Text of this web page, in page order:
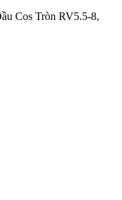
Cos Tròn RV5.5-8,